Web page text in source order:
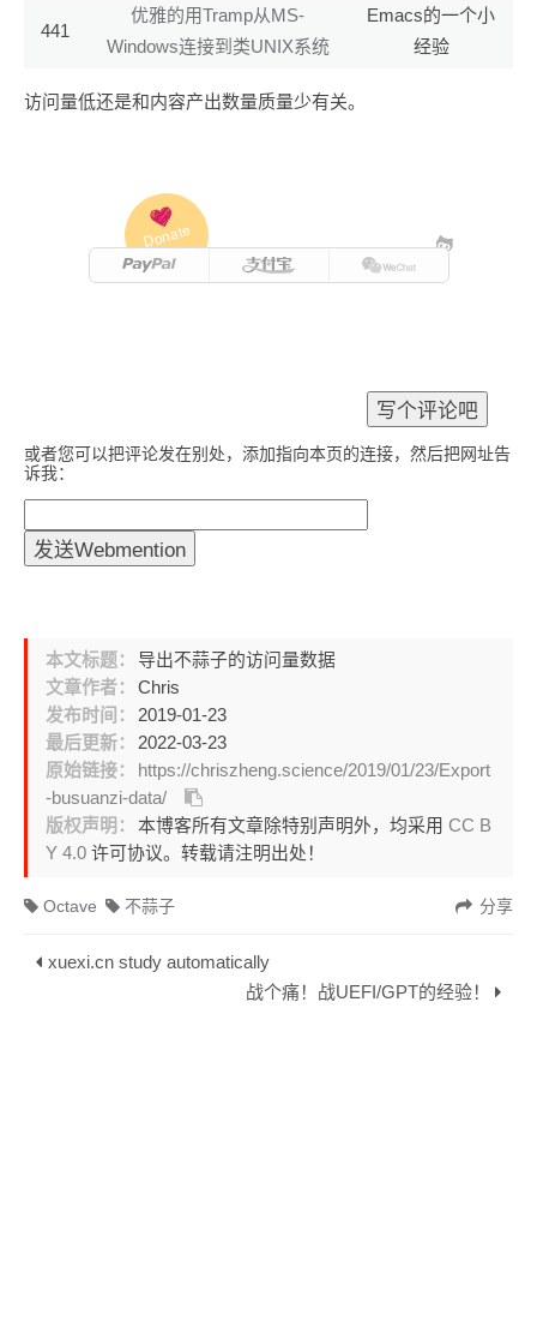
441
优雅的用Tramp从MS-
Windows连接到类UNIX系统
Emacs的一个小
经验
访问量低还是和内容产出数量质量少有关。
Donate
或者您可以把评论发在别处，添加指向本页的连接，然后把网址告
诉我：
本文标题：
导出不蒜子的访问量数据
文章作者：
Chris
发布时间：
2019-01-23
最后更新：
2022-03-23
原始链接：
https://chriszheng.science/2019/01/23/Export
-busuanzi-data/
版权声明：
本博客所有文章除特别声明外，均采用CC B
Y 4.0许可协议。转载请注明出处！
分享
Octave 不蒜子
xuexi.cn study automatically
战个痛！战UEFI/GPT的经验！